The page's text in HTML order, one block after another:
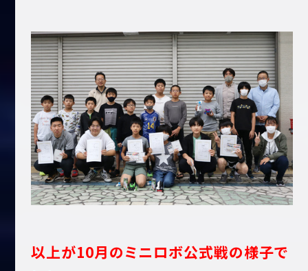
以上が10月のミニロボ公式戦の様子で